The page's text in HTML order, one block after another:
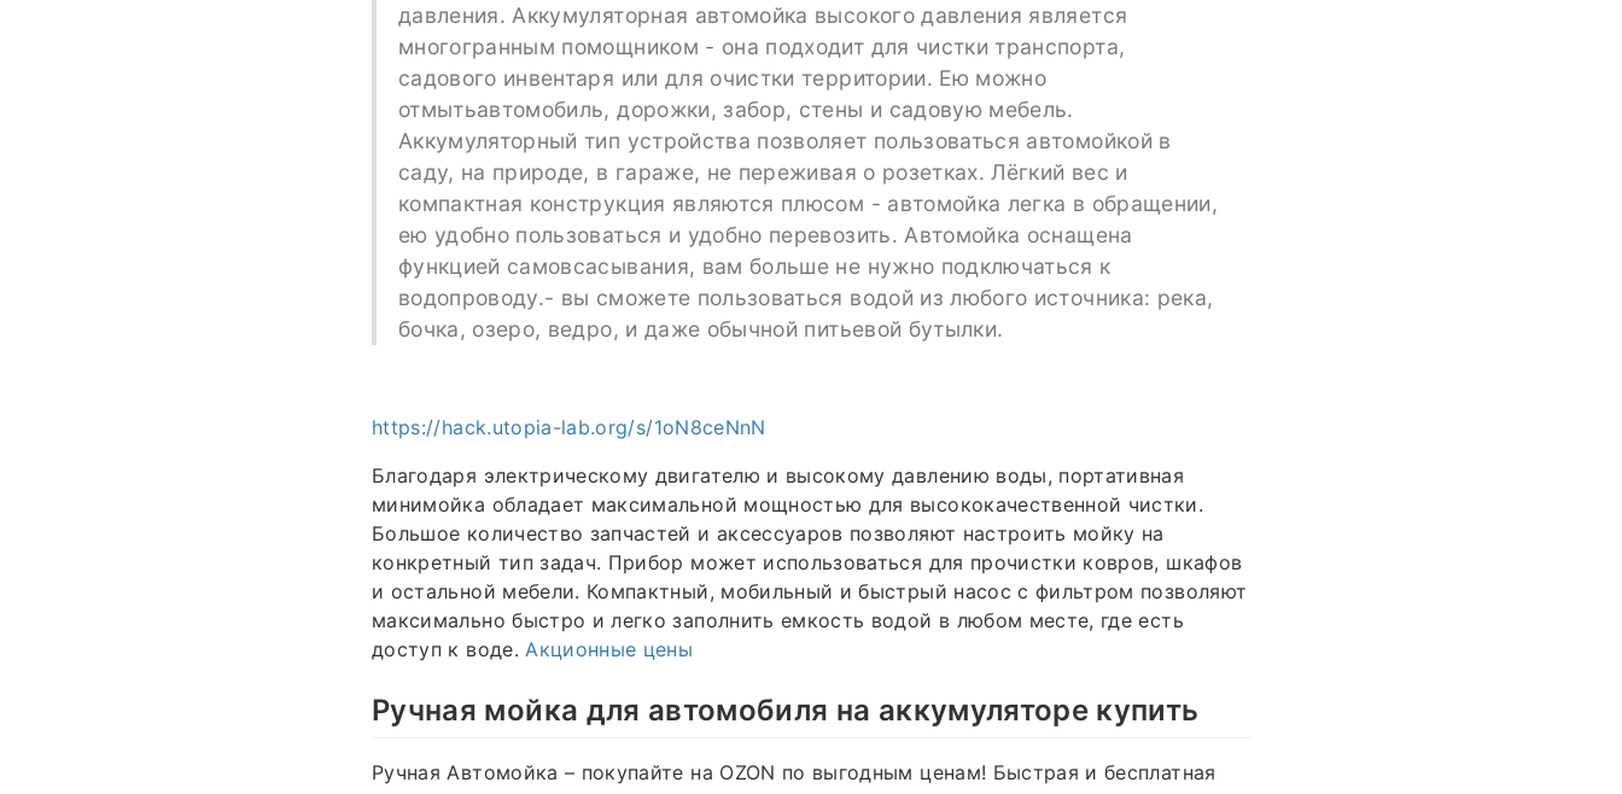
давления. Аккумуляторная автомойка высокого давления является
многогранным помощником - она подходит для чистки транспорта,
садового инвентаря или для очистки территории. Ею можно
отмытьавтомобиль, дорожки, забор, стены и садовую мебель.
Аккумуляторный тип устройства позволяет пользоваться автомойкой в
саду, на природе, в гараже, не переживая о розетках. Лёгкий вес и
компактная конструкция являются плюсом - автомойка легка в обращении,
ею удобно пользоваться и удобно перевозить. Автомойка оснащена
функцией самовсасывания, вам больше не нужно подключаться к
водопроводу.- вы сможете пользоваться водой из любого источника: река,
бочка, озеро, ведро, и даже обычной питьевой бутылки.
https://hack.utopia-lab.org/s/1oN8ceNnN
Благодаря электрическому двигателю и высокому давлению воды, портативная
минимойка обладает максимальной мощностью для высококачественной чистки.
Большое количество запчастей и аксессуаров позволяют настроить мойку на
конкретный тип задач. Прибор может использоваться для прочистки ковров, шкафов
и остальной мебели. Компактный, мобильный и быстрый насос с фильтром позволяют
максимально быстро и легко заполнить емкость водой в любом месте, где есть
доступ к воде. Акционные цены
Ручная мойка для автомобиля на аккумуляторе купить
Ручная Автомойка – покупайте на OZON по выгодным ценам! Быстрая и бесплатная